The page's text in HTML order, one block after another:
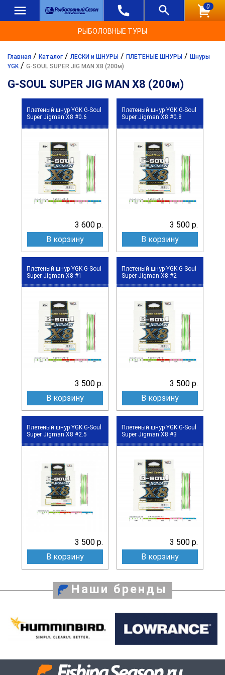
0
РЫБОЛОВНЫЕ ТУРЫ
Главная / Каталог / ЛЕСКИ и ШНУРЫ / ПЛЕТЕНЫЕ ШНУРЫ / Шнуры
YGK/ G-SOUL SUPER JIG MAN X8 (200м)
G-SOUL SUPER JIG MAN X8 (200м)
Плетеный шнур YGK G-Soul
Super Jigman X8 #0.6
3 600 р.
В корзину
Плетеный шнур YGK G-Soul
Super Jigman X8 #0.8
3 500 р.
В корзину
Плетеный шнур YGK G-Soul
Super Jigman X8 #1
3 500 р.
В корзину
Плетеный шнур YGK G-Soul
Super Jigman X8 #2
3 500 р.
В корзину
Плетеный шнур YGK G-Soul
Super Jigman X8 #2.5
3 500 р.
В корзину
Плетеный шнур YGK G-Soul
Super Jigman X8 #3
3 500 р.
В корзину
Наши бренды